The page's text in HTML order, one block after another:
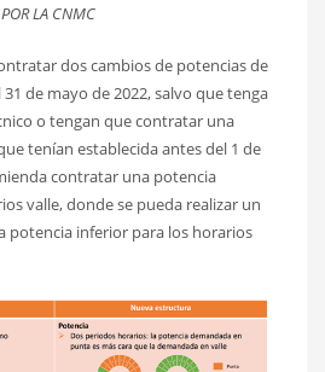
LA CNMC
dos cambios de potencias de
de mayo de 2022, salvo que tenga
o tengan que contratar una
tenían establecida antes del 1 de
contratar una potencia
valle, donde se pueda realizar un
potencia inferior para los horarios